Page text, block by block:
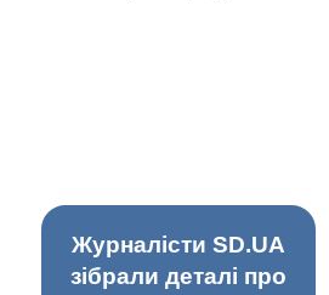
Журналісти SD.UA
зібрали деталі про